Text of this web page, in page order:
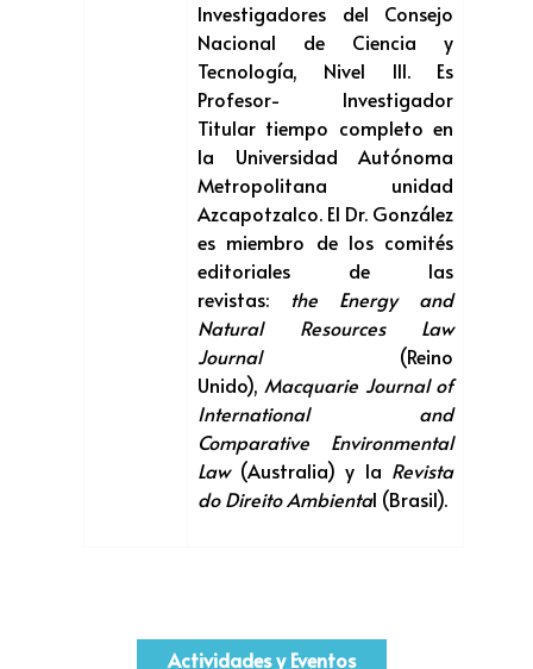
Investigadores del Consejo
Nacional de Ciencia y
Tecnología, Nivel III. Es
Profesor- Investigador
Titular tiempo completo en
la Universidad Autónoma
Metropolitana unidad
Azcapotzalco. El Dr. González
es miembro de los comités
editoriales de las
revistas: the Energy and
Natural Resources Law
Journal (Reino
Unido), Macquarie Journal of
International and
Comparative Environmental
Law (Australia) y la Revista
do Direito Ambiental (Brasil).
Actividades y Eventos